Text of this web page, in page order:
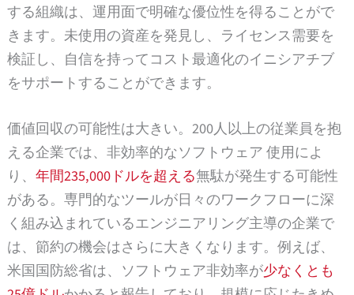
する組織は、運用面で明確な優位性を得ることがで
きます。未使用の資産を発見し、ライセンス需要を
検証し、自信を持ってコスト最適化のイニシアチブ
をサポートすることができます。
価値回収の可能性は大きい。200人以上の従業員を抱
える企業では、非効率的なソフトウェア 使用によ
り、年間235,000ドルを超える無駄が発生する可能性
がある。専門的なツールが日々のワークフローに深
く組み込まれているエンジニアリング主導の企業で
は、節約の機会はさらに大きくなります。例えば、
米国国防総省は、ソフトウェア非効率が少なくとも